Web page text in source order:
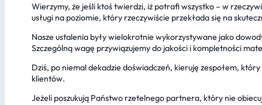
Wierzymy, że jeśli ktoś twierdzi, iż potrafi wszystko – w
usługi na poziomie, który rzeczywiście przekłada się na
Nasze ustalenia były wielokrotnie wykorzystywane jako
Szczególną wagę przywiązujemy do jakości i kompletności
Dziś, po niemal dekadzie doświadczeń, kieruję zespołem,
klientów.
Jeżeli poszukują Państwo rzetelnego partnera, który nie